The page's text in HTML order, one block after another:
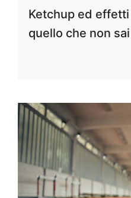
Ketchup ed
quello che non sai